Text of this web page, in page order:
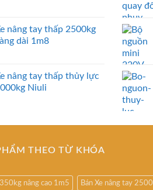
nâng tay thấp 2500kg
dài 1m8
nâng tay thấp thủy lực
Niuli
THEO TỪ KHÓA
nâng cao 1m5 Bán Xe nâng tay